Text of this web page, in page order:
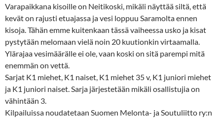
Varapaikkana kisoille on Neitikoski, mikäli näyttää siltä, että
kevät on rajusti etuajassa ja vesi loppuu Saramolta ennen
kisoja. Tähän emme kuitenkaan tässä vaiheessa usko ja kisat
pystytään melomaan vielä noin 20 kuutionkin virtaamalla.
Ylärajaa vesimäärälle ei ole, vaan koski on sitä parempi mitä
enemmän on vettä.
Sarjat K1 miehet, K1 naiset, K1 miehet 35 v, K1 juniori miehet
ja K1 juniori naiset. Sarja järjestetään mikäli osallistujia on
vähintään 3.
Kilpailuissa noudatetaan Suomen Melonta- ja Soutuliitto ry:n